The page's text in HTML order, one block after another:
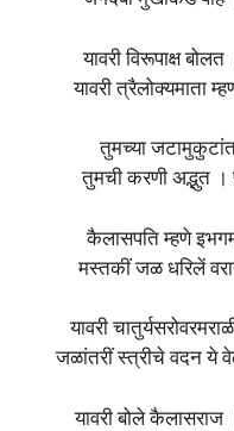
यावरी विरूपाक्ष
यावरी
तुमच्या
तुमची करणी अद्भुत
कैलासपति म्हणे
मस्तकीं जळ धरिलें
यावरी
जळांतरीं स्त्रीचे वदन ये
यावरी बोले कैलासराज